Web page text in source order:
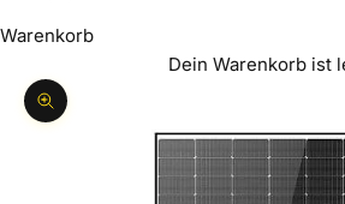
Warenkorb
Dein Warenkorb ist
Bild vergrößern